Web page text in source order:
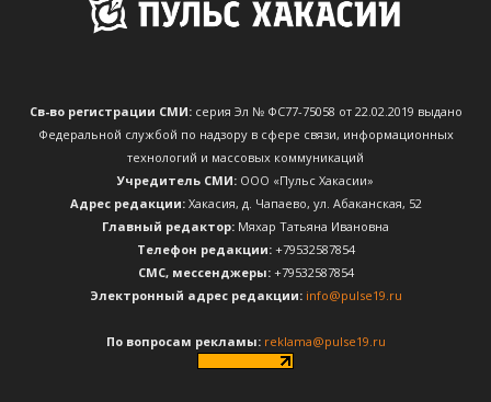
Св-во регистрации СМИ:серия Эл № ФС77-75058 от 22.02.2019 выдано
Федеральной службой по надзору в сфере связи, информационных
технологий и массовых коммуникаций
Учредитель СМИ: ООО «Пульс Хакасии»
Адрес редакции:Хакасия, д. Чапаево, ул. Абаканская, 52
Главный редактор: Мяхар Татьяна Ивановна
Телефон редакции:+79532587854
CМС, мессенджеры:+79532587854
Электронный адрес редакции: info@pulse19.ru
По вопросам рекламы: reklama@pulse19.ru